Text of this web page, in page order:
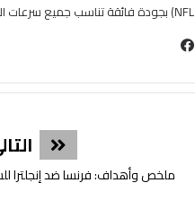
NFL) بجودة فائقة تناسب جميع سرعات الإنترنت. نحن نسعى لتوفير تجربة مشاهدة غامرة وسهلة للمشجع العربي، بعيداً عن التعقيد وبأقل قدر من الإعلانات المزعجة.
ملخص وأهداف: فرنسا ضد إنجلترا